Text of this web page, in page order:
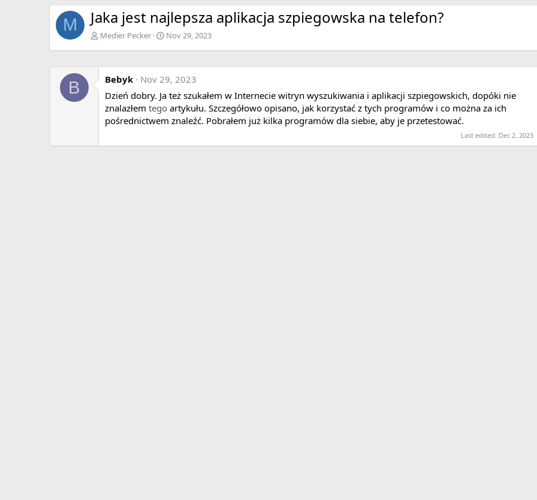
M Jaka jest najlepsza aplikacja szpiegowska na telefon?
Medier Pecker Nov 29, 2023
B Bebyk
Nov 29, 2023
Dzień dobry. Ja też szukałem w Internecie witryn wyszukiwania i aplikacji szpiegowskich, dopóki nie
znalazłem tego artykułu. Szczegółowo opisano, jak korzystać z tych programów i co można za ich
pośrednictwem znaleźć. Pobrałem już kilka programów dla siebie, aby je przetestować.
Last edited: Dec 2, 2023